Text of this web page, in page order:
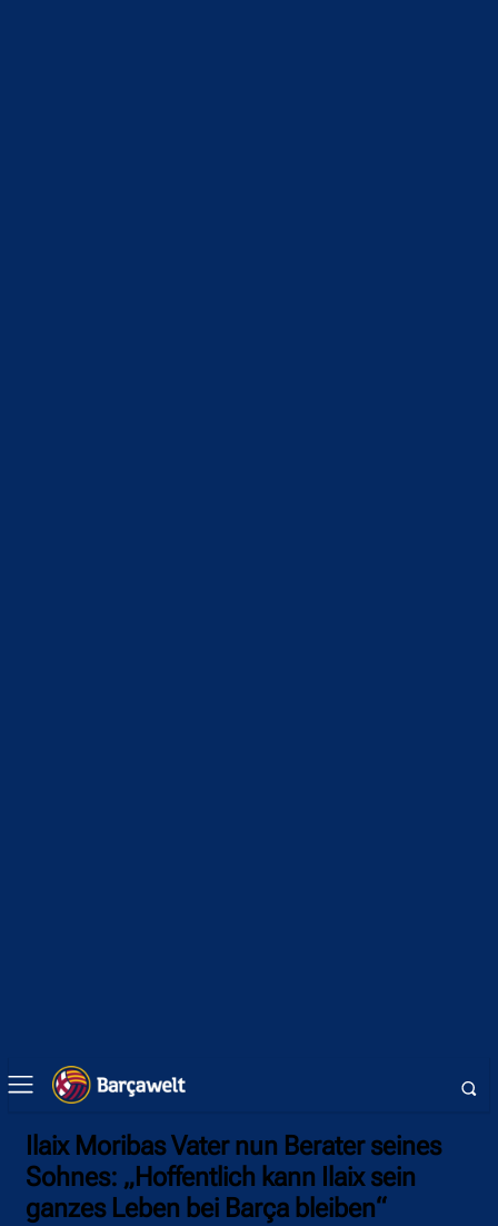
Ilaix Moribas Vater nun Berater seines
Sohnes: „Hoffentlich kann Ilaix sein
ganzes Leben bei Barça bleiben“